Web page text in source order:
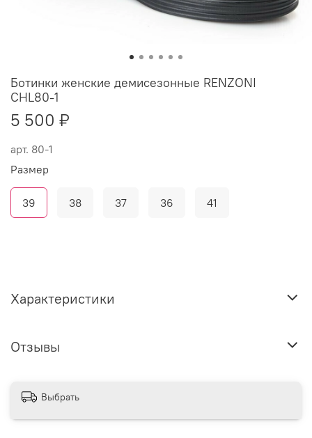
арт. 80-1
Ботинки женские демисезонные RENZONI
CHL80-1
5 500 ₽
Размер
39 38 37 36 41
Характеристики
Отзывы
Выбрать